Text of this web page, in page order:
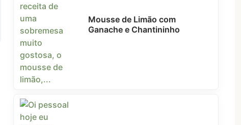
Mousse de Limão com
Ganache e Chantininho